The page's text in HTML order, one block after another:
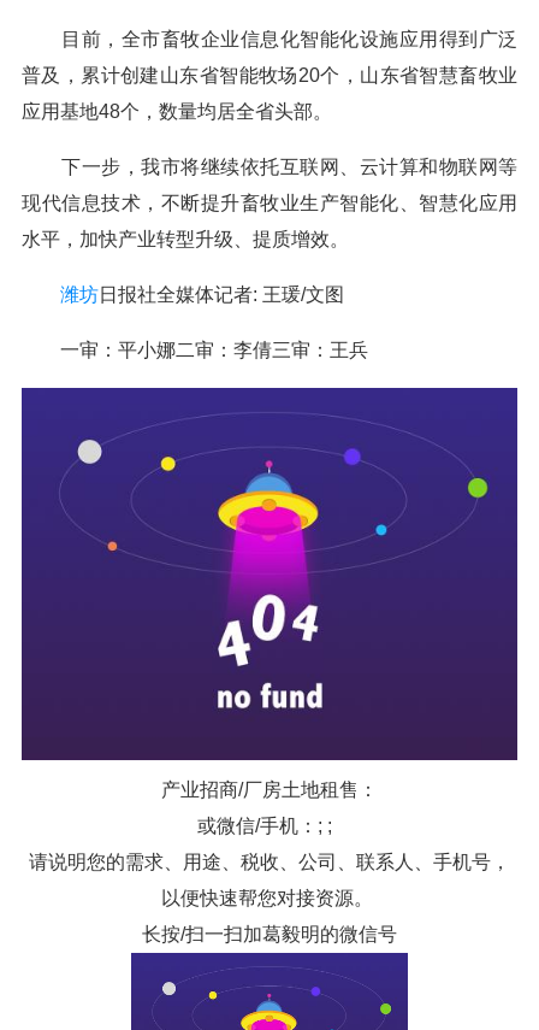
目前，全市畜牧企业信息化智能化设施应用得到广泛
普及，累计创建山东省智能牧场20个，山东省智慧畜牧业
应用基地48个，数量均居全省头部。
下一步，我市将继续依托互联网、云计算和物联网等
现代信息技术，不断提升畜牧业生产智能化、智慧化应用
水平，加快产业转型升级、提质增效。
潍坊日报社全媒体记者: 王瑗/文图
一审：平小娜二审：李倩三审：王兵
产业招商/厂房土地租售：
或微信/手机：; ;
请说明您的需求、用途、税收、公司、联系人、手机号，
以便快速帮您对接资源。
长按/扫一扫加葛毅明的微信号